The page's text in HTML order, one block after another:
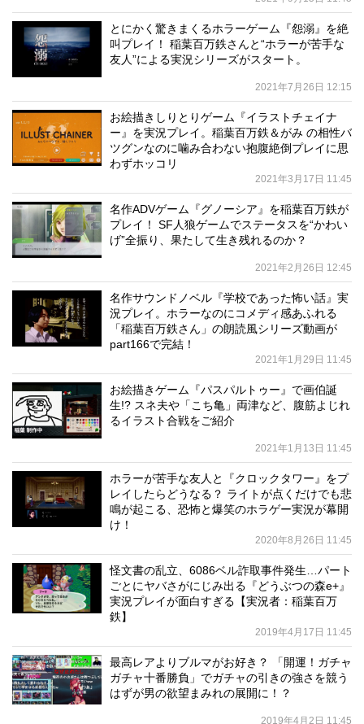
とにかく驚きまくるホラーゲーム『怨溺』を絶
叫プレイ！ 稲葉百万鉄さんと“ホラーが苦手な
友人”による実況シリーズがスタート。
2021年7月26日 12:15
お絵描きしりとりゲーム『イラストチェイナ
ー』を実況プレイ。稲葉百万鉄＆がみ の相性バ
ツグンなのに噛み合わない抱腹絶倒プレイに思
わずホッコリ
2021年3月17日 11:45
名作ADVゲーム『グノーシア』を稲葉百万鉄が
プレイ！ SF人狼ゲームでステータスを“かわい
げ”全振り、果たして生き残れるのか？
2021年2月26日 12:45
名作サウンドノベル『学校であった怖い話』実
況プレイ。ホラーなのにコメディ感あふれる
「稲葉百万鉄さん」の朗読風シリーズ動画が
part166で完結！
2021年1月29日 11:45
お絵描きゲーム『パスパルトゥー』で画伯誕
生!? スネ夫や「こち亀」両津など、腹筋よじれ
るイラスト合戦をご紹介
2021年1月13日 11:45
ホラーが苦手な友人と『クロックタワー』をプ
レイしたらどうなる？ ライトが点くだけでも悲
鳴が起こる、恐怖と爆笑のホラゲー実況が幕開
け！
2020年8月26日 11:45
怪文書の乱立、6086ベル詐取事件発生…パート
ごとにヤバさがにじみ出る『どうぶつの森e+』
実況プレイが面白すぎる【実況者：稲葉百万
鉄】
2019年4月17日 11:45
最高レアよりブルマがお好き？ 「開運！ガチャ
ガチャ十番勝負」でガチャの引きの強さを競う
はずが男の欲望まみれの展開に！？
2019年4月2日 11:45